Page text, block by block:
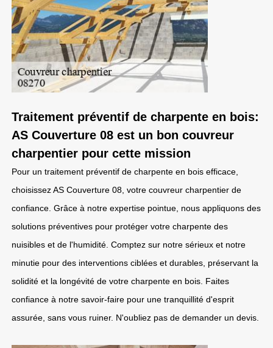
Traitement préventif de charpente en bois:
AS Couverture 08 est un bon couvreur
charpentier pour cette mission
Pour un traitement préventif de charpente en bois efficace,
choisissez AS Couverture 08, votre couvreur charpentier de
confiance. Grâce à notre expertise pointue, nous appliquons des
solutions préventives pour protéger votre charpente des
nuisibles et de l'humidité. Comptez sur notre sérieux et notre
minutie pour des interventions ciblées et durables, préservant la
solidité et la longévité de votre charpente en bois. Faites
confiance à notre savoir-faire pour une tranquillité d'esprit
assurée, sans vous ruiner. N'oubliez pas de demander un devis.